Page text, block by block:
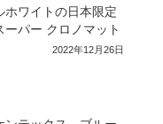
ホワイトの日本限定
ーパー クロノマット
2022年12月26日